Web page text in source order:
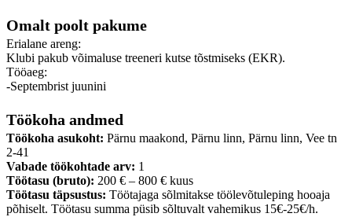
Omalt poolt pakume
Erialane areng:
Klubi pakub võimaluse treeneri kutse tõstmiseks (EKR).
Tööaeg:
-Septembrist juunini
Töökoha andmed
Töökoha asukoht: Pärnu maakond, Pärnu linn, Pärnu linn, Vee tn
2-41
Vabade töökohtade arv: 1
Töötasu (bruto): 200 € – 800 € kuus
Töötasu täpsustus: Töötajaga sõlmitakse töölevõtuleping hooaja
põhiselt. Töötasu summa püsib sõltuvalt vahemikus 15€-25€/h.